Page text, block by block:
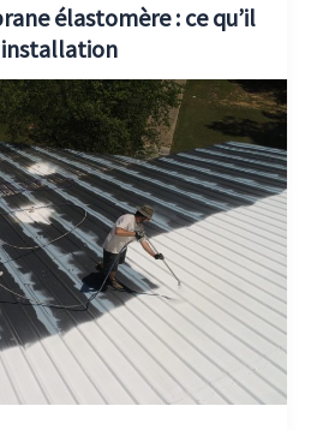
élastomère : ce qu’il